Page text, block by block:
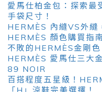
愛馬仕柏金包：探索
手袋尺寸！
HERMÈS 內縫VS外縫
HERMÈS 顏色購買指
不敗的HERMÈS金剛
HERMÈS 愛馬仕三大
89 NOIR
百搭程度五星級！
「H」涼鞋完美選擇！